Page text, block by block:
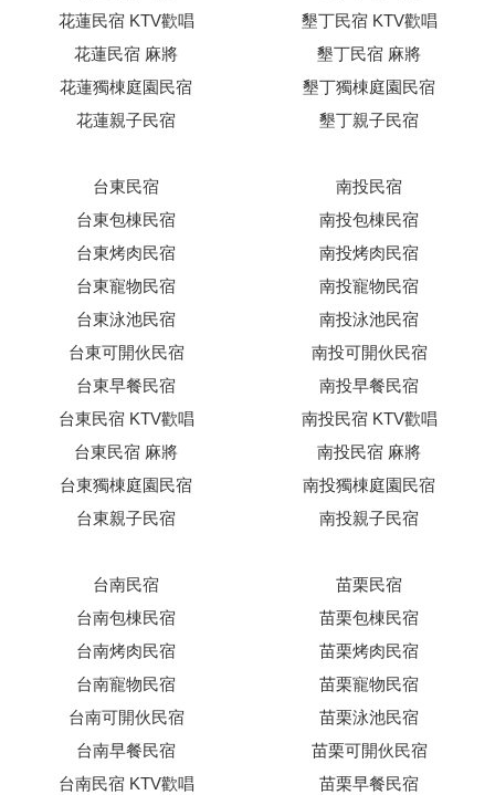
花蓮民宿 KTV歡唱
花蓮民宿 麻將
花蓮獨棟庭園民宿
花蓮親子民宿
墾丁民宿 KTV歡唱
墾丁民宿 麻將
墾丁獨棟庭園民宿
墾丁親子民宿
台東民宿
台東包棟民宿
台東烤肉民宿
台東寵物民宿
台東泳池民宿
台東可開伙民宿
台東早餐民宿
台東民宿 KTV歡唱
台東民宿 麻將
台東獨棟庭園民宿
台東親子民宿
南投民宿
南投包棟民宿
南投烤肉民宿
南投寵物民宿
南投泳池民宿
南投可開伙民宿
南投早餐民宿
南投民宿 KTV歡唱
南投民宿 麻將
南投獨棟庭園民宿
南投親子民宿
台南民宿
台南包棟民宿
台南烤肉民宿
台南寵物民宿
台南可開伙民宿
台南早餐民宿
台南民宿 KTV歡唱
苗栗民宿
苗栗包棟民宿
苗栗烤肉民宿
苗栗寵物民宿
苗栗泳池民宿
苗栗可開伙民宿
苗栗早餐民宿